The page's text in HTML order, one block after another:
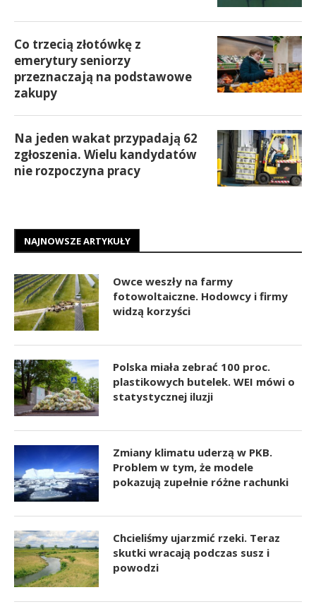
Co trzecią złotówkę z
emerytury seniorzy
przeznaczają na podstawowe
zakupy
Na jeden wakat przypadają 62
zgłoszenia. Wielu kandydatów
nie rozpoczyna pracy
NAJNOWSZE ARTYKUŁY
Owce weszły na farmy
fotowoltaiczne. Hodowcy i firmy
widzą korzyści
Polska miała zebrać 100 proc.
plastikowych butelek. WEI mówi o
statystycznej iluzji
Zmiany klimatu uderzą w PKB.
Problem w tym, że modele
pokazują zupełnie różne rachunki
Chcieliśmy ujarzmić rzeki. Teraz
skutki wracają podczas susz i
powodzi